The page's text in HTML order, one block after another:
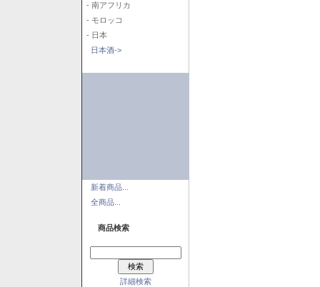
- 南アフリカ
- モロッコ
- 日本
日本酒->
新着商品...
全商品...
商品検索
詳細検索